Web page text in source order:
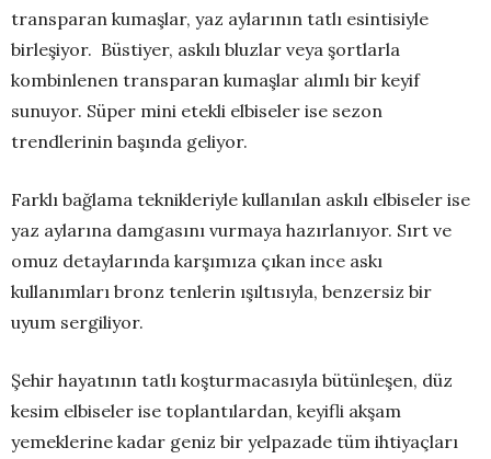
transparan kumaşlar, yaz aylarının tatlı esintisiyle
birleşiyor. Büstiyer, askılı bluzlar veya şortlarla
kombinlenen transparan kumaşlar alımlı bir keyif
sunuyor. Süper mini etekli elbiseler ise sezon
trendlerinin başında geliyor.
Farklı bağlama teknikleriyle kullanılan askılı elbiseler ise
yaz aylarına damgasını vurmaya hazırlanıyor. Sırt ve
omuz detaylarında karşımıza çıkan ince askı
kullanımları bronz tenlerin ışıltısıyla, benzersiz bir
uyum sergiliyor.
Şehir hayatının tatlı koşturmacasıyla bütünleşen, düz
kesim elbiseler ise toplantılardan, keyifli akşam
yemeklerine kadar geniz bir yelpazade tüm ihtiyaçları